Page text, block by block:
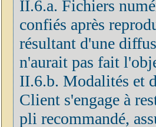
II.6.a. Fichiers
confiés après
résultant d'une
n'aurait pas fait
II.6.b. Modalités et
Client s'engage à
pli recommandé,